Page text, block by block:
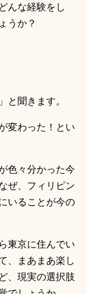
んな経験をし
うか？
と聞きます。
変わった！とい
色々分かった今
ぜ、フィリピン
いることが今の
東京に住んでい
、まあまあ楽し
、現実の選択肢